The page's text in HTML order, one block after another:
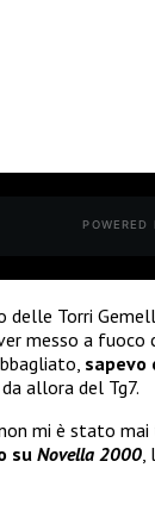
POWERED
Torri
messo a fuoco
sapevo
allora del Tg7.
mi è stato
su Novella 2000